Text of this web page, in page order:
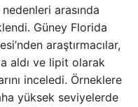
arasında
Güney Florida
araştırmacılar,
aldı ve lipit olarak
inceledi. Örneklere
yüksek seviyelerde